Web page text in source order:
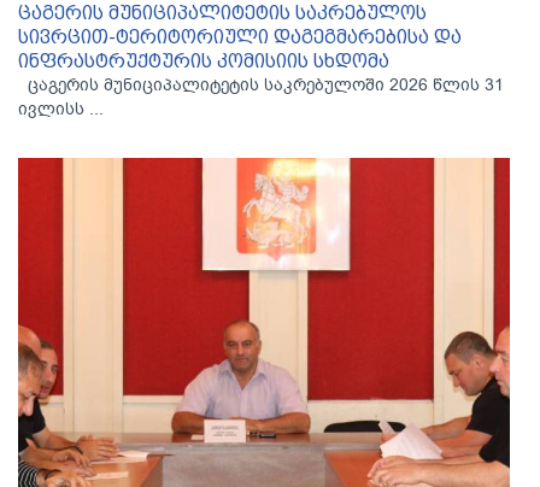
ცაგერის მუნიციპალიტეტის საკრებულოს
სივრცით-ტერიტორიული დაგეგმარებისა და
ინფრასტრუქტურის კომისიის სხდომა
ცაგერის მუნიციპალიტეტის საკრებულოში 2026 წლის 31
ივლისს ...